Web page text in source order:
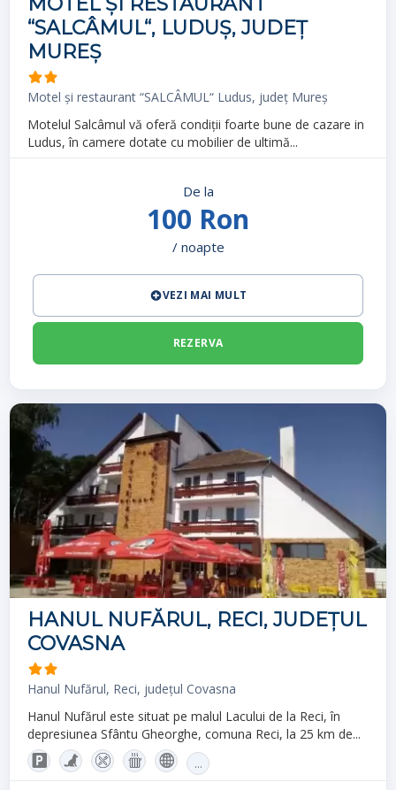
“SALCÂMUL“, LUDUȘ, JUDEȚ
MUREȘ
Motel și restaurant “SALCÂMUL“ Ludus, județ Mureș
Motelul Salcâmul vă oferă condiţii foarte bune de cazare in
Ludus, în camere dotate cu mobilier de ultimă...
De la
100 Ron
/ noapte
VEZI MAI MULT
REZERVA
HANUL NUFĂRUL, RECI, JUDEȚUL
COVASNA
Hanul Nufărul, Reci, județul Covasna
Hanul Nufărul este situat pe malul Lacului de la Reci, în
depresiunea Sfântu Gheorghe, comuna Reci, la 25 km de...
...